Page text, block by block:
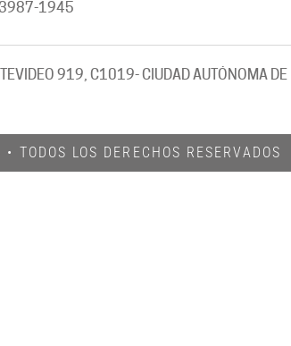
1945
919, C1019- CIUDAD AUTÓNOMA
TODOS LOS DERECHOS RESERVADOS